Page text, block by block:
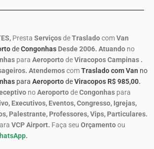
Presta ServiçosdeTrasladocomVan
deCongonhas Desde 2006. Atuando no
para AeroportodeViracopos Campinas .
AtendemoscomTraslado com Van no
para AeroportodeViracopos R$985,00.
noAeroportodeCongonhas para
Executivos, Eventos, Congresso, Igrejas,
Palestrante, Professores, Vips, Particulares.
VCP Airport. Faça seu Orçamentoou
.